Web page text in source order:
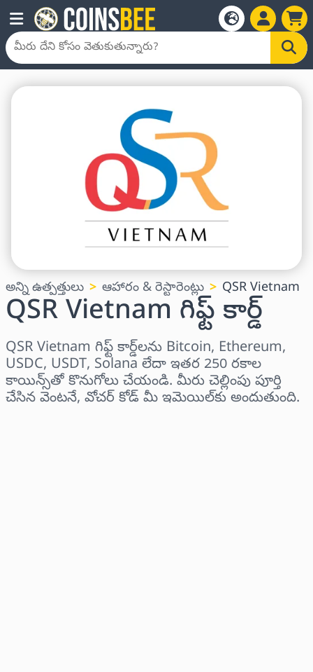
అన్ని ఉత్పత్తులు ఆహారం & రెస్టారెంట్లు QSR Vietnam
QSR Vietnam గిఫ్ట్ కార్డ్
QSR Vietnam గిఫ్ట్ కార్డ్‌లను Bitcoin, Ethereum,
USDC, USDT, Solana లేదా ఇతర 250 రకాల
కాయిన్స్‌తో కొనుగోలు చేయండి. మీరు చెల్లింపు పూర్తి
చేసిన వెంటనే, వోచర్ కోడ్ మీ ఇమెయిల్‌కు అందుతుంది.